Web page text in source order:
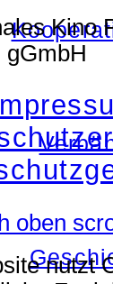
Kino
gGmbH
oben
nutzt